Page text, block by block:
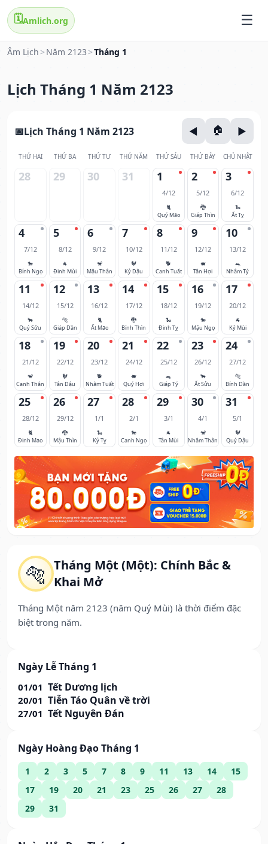
🗓️Amlich.org
Âm Lịch > Năm 2123 >Tháng 1
Lịch Tháng 1 Năm 2123
🐅 Tháng Một (Một): Chính Bắc &
Khai Mở
Tháng Một năm 2123 (năm Quý Mùi) là thời điểm đặc
biệt trong năm.
Ngày Lễ Tháng 1
01/01 Tết Dương lịch
20/01 Tiễn Táo Quân về trời
27/01 Tết Nguyên Đán
Ngày Hoàng Đạo Tháng 1
1 2 3 5 7 8 9 11 13 14
15
17
19 20 21 23 25 26 27
28
29
31
Lịch Tháng 1 Năm 2123
THỨ HAI THỨ BA THỨ TƯ THỨ NĂM THỨ SÁU THỨ BẢY CHỦ NHẬT
28 29 30 31 1
4/12
🐈
Quý Mão
2
5/12
🐉
Giáp Thìn
3
6/12
🐍
Ất Tỵ
4
7/12
🐎
Bính Ngọ
5
8/12
🐐
Đinh Mùi
6
9/12
🐒
Mậu Thân
7
10/12
🐓
Kỷ Dậu
8
11/12
🐕
Canh Tuất
9
12/12
🐖
Tân Hợi
10
13/12
🐀
Nhâm Tý
11
14/12
🐂
Quý Sửu
12
15/12
🐅
Giáp Dần
13
16/12
🐈
Ất Mão
14
17/12
🐉
Bính Thìn
15
18/12
🐍
Đinh Tỵ
16
19/12
🐎
Mậu Ngọ
17
20/12
🐐
Kỷ Mùi
18
21/12
🐒
Canh Thân
19
22/12
🐓
Tân Dậu
20
23/12
🐕
Nhâm Tuất
21
24/12
🐖
Quý Hợi
22
25/12
🐀
Giáp Tý
23
26/12
🐂
Ất Sửu
24
27/12
🐅
Bính Dần
25
28/12
🐈
Đinh Mão
26
29/12
🐉
Mậu Thìn
27
1/1
🐍
Kỷ Tỵ
28
2/1
🐎
Canh Ngọ
29
3/1
🐐
Tân Mùi
30
4/1
🐒
Nhâm Thân
31
5/1
🐓
Quý Dậu